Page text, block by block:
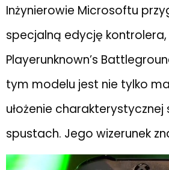
Inżynierowie Microsoftu
specjalną edycję
Playerunknown’s
tym modelu jest nie tylko
ułożenie charakterystycznej
spustach. Jego wizerunek